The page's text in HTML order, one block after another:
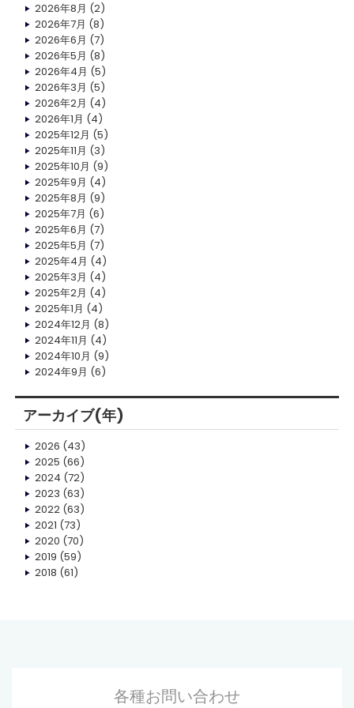
2026年8月 (2)
2026年7月 (8)
2026年6月 (7)
2026年5月 (8)
2026年4月 (5)
2026年3月 (5)
2026年2月 (4)
2026年1月 (4)
2025年12月 (5)
2025年11月 (3)
2025年10月 (9)
2025年9月 (4)
2025年8月 (9)
2025年7月 (6)
2025年6月 (7)
2025年5月 (7)
2025年4月 (4)
2025年3月 (4)
2025年2月 (4)
2025年1月 (4)
2024年12月 (8)
2024年11月 (4)
2024年10月 (9)
2024年9月 (6)
アーカイブ(年)
2026 (43)
2025 (66)
2024 (72)
2023 (63)
2022(63)
2021 (73)
2020 (70)
2019 (59)
2018 (61)
各種お問い合わせ